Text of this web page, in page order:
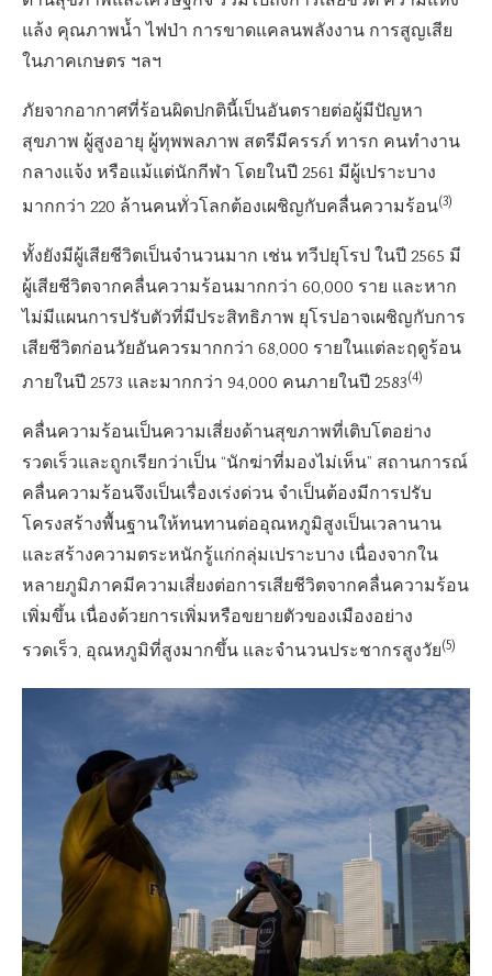
แล้ง คุณภาพน้ำ ไฟป่า การขาดแคลนพลังงาน การสูญเสีย
ในภาคเกษตร ฯลฯ
ภัยจากอากาศที่ร้อนผิดปกตินี้เป็นอันตรายต่อผู้มีปัญหา
สุขภาพ ผู้สูงอายุ ผู้ทุพพลภาพ สตรีมีครรภ์ ทารก คนทำงาน
กลางแจ้ง หรือแม้แต่นักกีฬา โดยในปี 2561 มีผู้เปราะบาง
มากกว่า 220 ล้านคนทั่วโลกต้องเผชิญกับคลื่นความร้อน(3)
ทั้งยังมีผู้เสียชีวิตเป็นจำนวนมาก เช่น ทวีปยุโรป ในปี 2565 มี
ผู้เสียชีวิตจากคลื่นความร้อนมากกว่า 60,000 ราย และหาก
ไม่มีแผนการปรับตัวที่มีประสิทธิภาพ ยุโรปอาจเผชิญกับการ
เสียชีวิตก่อนวัยอันควรมากกว่า 68,000 รายในแต่ละฤดูร้อน
ภายในปี 2573 และมากกว่า 94,000 คนภายในปี 2583(4)
คลื่นความร้อนเป็นความเสี่ยงด้านสุขภาพที่เติบโตอย่าง
รวดเร็วและถูกเรียกว่าเป็น “นักฆ่าที่มองไม่เห็น” สถานการณ์
คลื่นความร้อนจึงเป็นเรื่องเร่งด่วน จำเป็นต้องมีการปรับ
โครงสร้างพื้นฐานให้ทนทานต่ออุณหภูมิสูงเป็นเวลานาน
และสร้างความตระหนักรู้แก่กลุ่มเปราะบาง เนื่องจากใน
หลายภูมิภาคมีความเสี่ยงต่อการเสียชีวิตจากคลื่นความร้อน
เพิ่มขึ้น เนื่องด้วยการเพิ่มหรือขยายตัวของเมืองอย่าง
รวดเร็ว, อุณหภูมิที่สูงมากขึ้น และจำนวนประชากรสูงวัย(5)